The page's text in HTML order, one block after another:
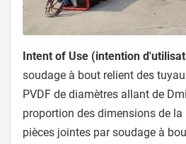
Intent of Use (intention
soudage à bout relient des
PVDF de diamètres allant de
proportion des dimensions de
pièces jointes par soudage à